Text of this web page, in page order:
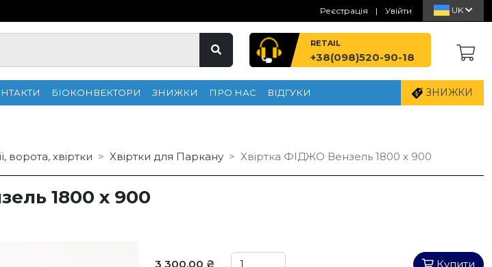
Реєстрація | Увійти UK
RETAIL
+38(098)520-90-18
БІОКОНВЕКТОРИ ЗНИЖКИ ПРО НАС ВІДГУКИ ЗНИЖКИ
ворота, хвіртки Хвіртки для Паркану Хвіртка ФІДЖО Вензель 1800 х 900
1800 х 900
3 300,00 ₴ Купити